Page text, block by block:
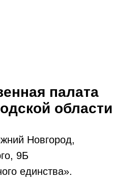
палата
области
Новгород,
9Б
единства».